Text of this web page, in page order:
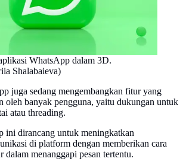
WhatsApp dalam 3D.
Shalabaieva)
juga sedang mengembangkan fitur yang
oleh banyak pengguna, yaitu dukungan untuk
atau threading.
ini dirancang untuk meningkatkan
di platform dengan memberikan cara
dalam menanggapi pesan tertentu.